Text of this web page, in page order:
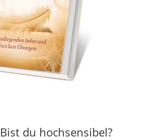
Bist du hochsensibel?